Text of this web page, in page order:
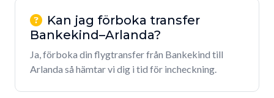
Kan jag förboka transfer
Bankekind–Arlanda?
Ja, förboka din flygtransfer från Bankekind till
Arlanda så hämtar vi dig i tid för incheckning.